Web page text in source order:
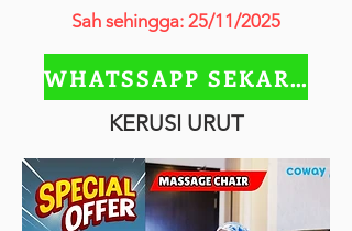
Sah sehingga: 25/11/2025
WHATSSAPP SEKARANG
KERUSI URUT